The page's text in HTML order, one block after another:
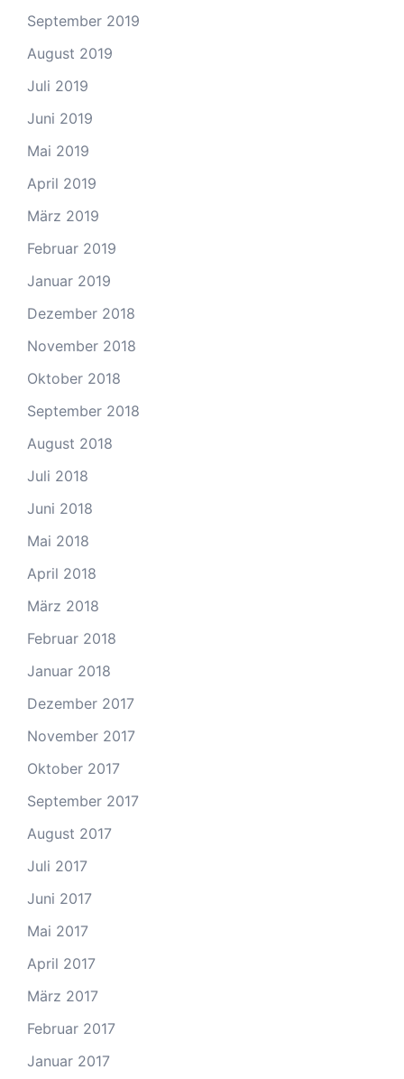
September 2019
August 2019
Juli 2019
Juni 2019
Mai 2019
April 2019
März 2019
Februar 2019
Januar 2019
Dezember 2018
November 2018
Oktober 2018
September 2018
August 2018
Juli 2018
Juni 2018
Mai 2018
April 2018
März 2018
Februar 2018
Januar 2018
Dezember 2017
November 2017
Oktober 2017
September 2017
August 2017
Juli 2017
Juni 2017
Mai 2017
April 2017
März 2017
Februar 2017
Januar 2017